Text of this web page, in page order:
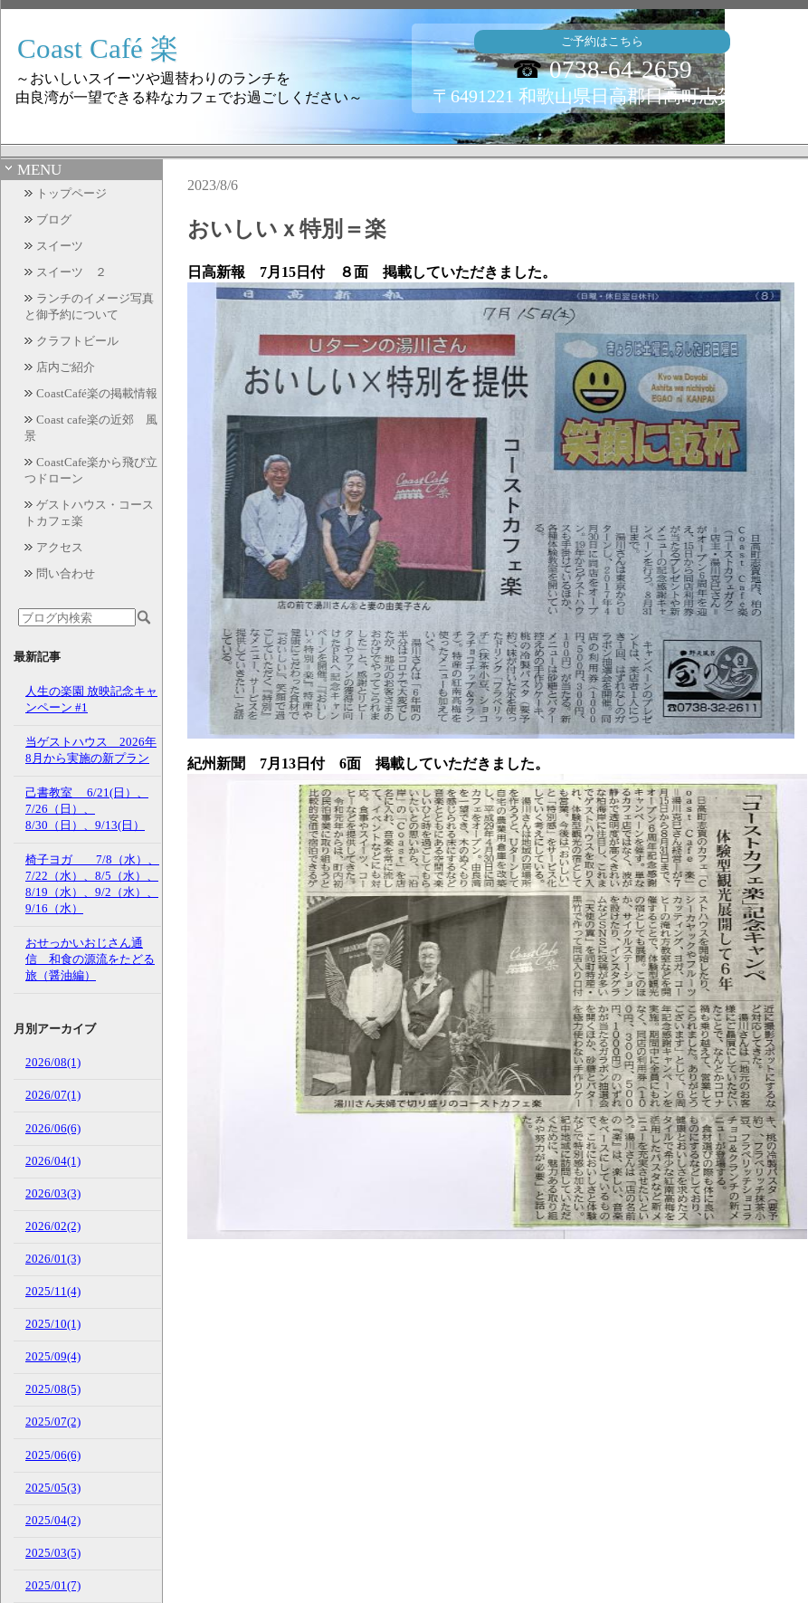
Coast Café 楽
～おいしいスイーツや週替わりのランチを
由良湾が一望できる粋なカフェでお過ごしください～
ご予約はこちら
☎0738-64-2659
〒6491221 和歌山県日高郡日高町志賀3820
MENU
トップページ
ブログ
スイーツ
スイーツ ２
ランチのイメージ写真
と御予約について
クラフトビール
店内ご紹介
CoastCafé楽の掲載情報
Coast cafe楽の近郊 風
景
CoastCafe楽から飛び立
つドローン
ゲストハウス・コース
トカフェ楽
アクセス
問い合わせ
最新記事
人生の楽園 放映記念キャ
ンペーン #1
当ゲストハウス 2026年
8月から実施の新プラン
己書教室 6/21(日）、
7/26（日）、
8/30（日）、9/13(日）
椅子ヨガ 7/8（水）、
7/22（水）、8/5（水）、
8/19（水）、9/2（水）、
9/16（水）
おせっかいおじさん通
信 和食の源流をたどる
旅（醤油編）
月別アーカイブ
2026/08(1)
2026/07(1)
2026/06(6)
2026/04(1)
2026/03(3)
2026/02(2)
2026/01(3)
2025/11(4)
2025/10(1)
2025/09(4)
2025/08(5)
2025/07(2)
2025/06(6)
2025/05(3)
2025/04(2)
2025/03(5)
2025/01(7)
2023/8/6
おいしいｘ特別＝楽
日高新報 7月15日付 ８面 掲載していただきました。
紀州新聞 7月13日付 6面 掲載していただきました。